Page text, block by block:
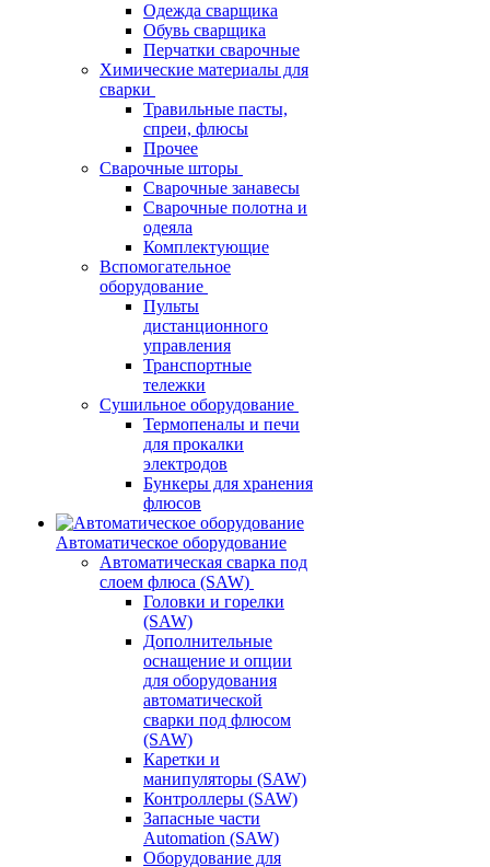
Одежда сварщика
Обувь сварщика
Перчатки сварочные
Химические материалы для
сварки
Травильные пасты,
спреи, флюсы
Прочее
Сварочные шторы
Сварочные занавесы
Сварочные полотна и
одеяла
Комплектующие
Вспомогательное
оборудование
Пульты
дистанционного
управления
Транспортные
тележки
Сушильное оборудование
Термопеналы и печи
для прокалки
электродов
Бункеры для хранения
флюсов
Автоматическое оборудование
Автоматическая сварка под
слоем флюса (SAW)
Головки и горелки
(SAW)
Дополнительные
оснащение и опции
для оборудования
автоматической
сварки под флюсом
(SAW)
Каретки и
манипуляторы (SAW)
Контроллеры (SAW)
Запасные части
Automation (SAW)
Оборудование для